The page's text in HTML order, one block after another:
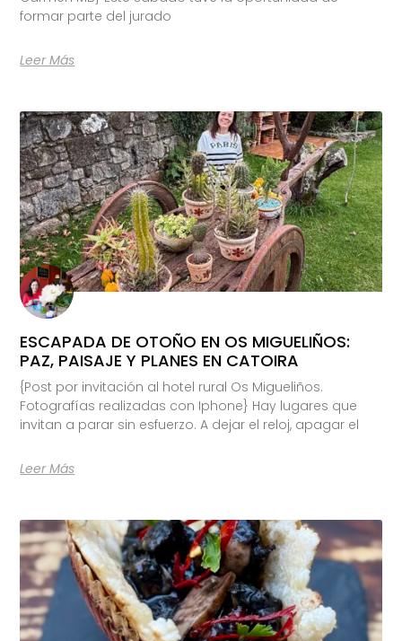
formar parte del jurado
Leer Más
ESCAPADA DE OTOÑO EN OS MIGUELIÑOS:
PAZ, PAISAJE Y PLANES EN CATOIRA
{Post por invitación al hotel rural Os Migueliños.
Fotografías realizadas con Iphone} Hay lugares que
invitan a parar sin esfuerzo. A dejar el reloj, apagar el
Leer Más